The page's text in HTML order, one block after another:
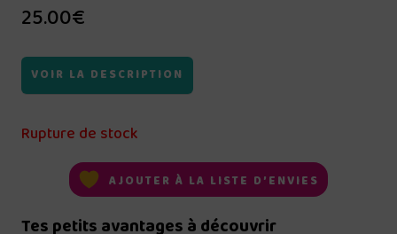
25.00€
VOIR LA DESCRIPTION
Rupture de stock
AJOUTER À LA LISTE D’ENVIES
Tes petits avantages à découvrir